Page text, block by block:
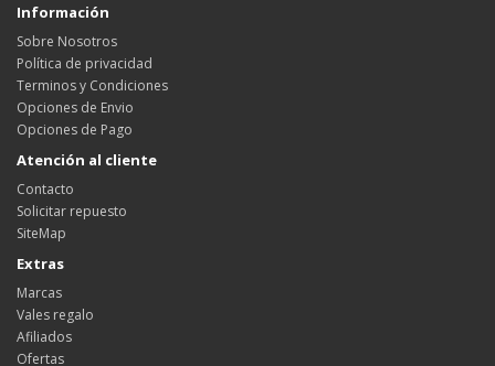
Información
Sobre Nosotros
Política de privacidad
Terminos y Condiciones
Opciones de Envio
Opciones de Pago
Atención al cliente
Contacto
Solicitar repuesto
SiteMap
Extras
Marcas
Vales regalo
Afiliados
Ofertas